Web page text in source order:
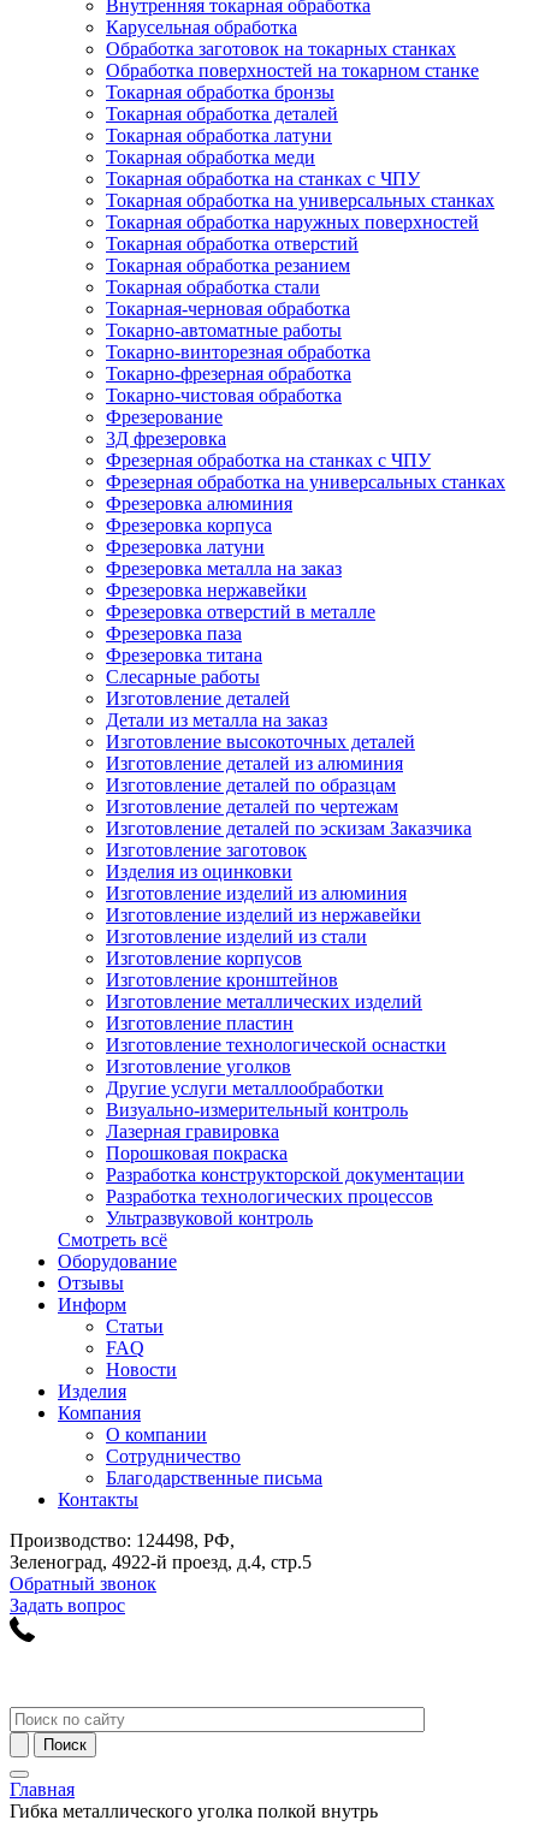
Внутренняя токарная обработка
Карусельная обработка
Обработка заготовок на токарных станках
Обработка поверхностей на токарном станке
Токарная обработка бронзы
Токарная обработка деталей
Токарная обработка латуни
Токарная обработка меди
Токарная обработка на станках с ЧПУ
Токарная обработка на универсальных станках
Токарная обработка наружных поверхностей
Токарная обработка отверстий
Токарная обработка резанием
Токарная обработка стали
Токарная-черновая обработка
Токарно-автоматные работы
Токарно-винторезная обработка
Токарно-фрезерная обработка
Токарно-чистовая обработка
Фрезерование
3Д фрезеровка
Фрезерная обработка на станках с ЧПУ
Фрезерная обработка на универсальных станках
Фрезеровка алюминия
Фрезеровка корпуса
Фрезеровка латуни
Фрезеровка металла на заказ
Фрезеровка нержавейки
Фрезеровка отверстий в металле
Фрезеровка паза
Фрезеровка титана
Слесарные работы
Изготовление деталей
Детали из металла на заказ
Изготовление высокоточных деталей
Изготовление деталей из алюминия
Изготовление деталей по образцам
Изготовление деталей по чертежам
Изготовление деталей по эскизам Заказчика
Изготовление заготовок
Изделия из оцинковки
Изготовление изделий из алюминия
Изготовление изделий из нержавейки
Изготовление изделий из стали
Изготовление корпусов
Изготовление кронштейнов
Изготовление металлических изделий
Изготовление пластин
Изготовление технологической оснастки
Изготовление уголков
Другие услуги металлообработки
Визуально-измерительный контроль
Лазерная гравировка
Порошковая покраска
Разработка конструкторской документации
Разработка технологических процессов
Ультразвуковой контроль
Смотреть всё
Оборудование
Отзывы
Информ
Статьи
FAQ
Новости
Изделия
Компания
О компании
Сотрудничество
Благодарственные письма
Контакты
Производство: 124498, РФ,
Зеленоград, 4922-й проезд, д.4, стр.5
Обратный звонок
Задать вопрос
Главная
Гибка металлического уголка полкой внутрь